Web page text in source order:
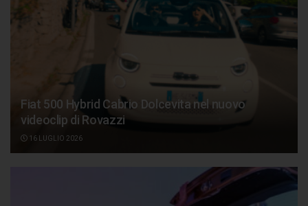
Fiat 500 Hybrid Cabrio Dolcevita nel nuovo
videoclip di Rovazzi
16 LUGLIO 2026